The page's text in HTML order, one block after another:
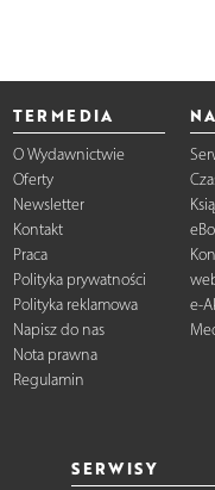
TERMEDIA
O Wydawnictwie
Oferty
Newsletter
Kontakt
Praca
Polityka prywatności
Polityka reklamowa
Napisz do nas
Nota prawna
Regulamin
e-
SERWISY